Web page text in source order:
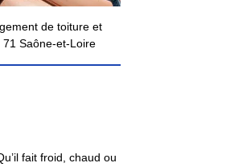
de toiture et
71 Saône-et-Loire
fait froid, chaud ou